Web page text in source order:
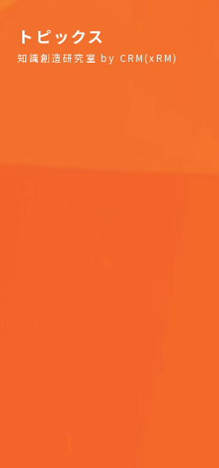
トピックス
知識創造研究室 by CRM(xRM)